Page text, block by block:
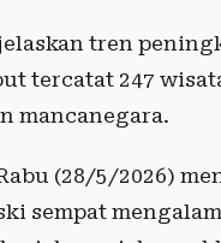
tren
tercatat 247
mancanegara.
(28/5/2026)
sempat